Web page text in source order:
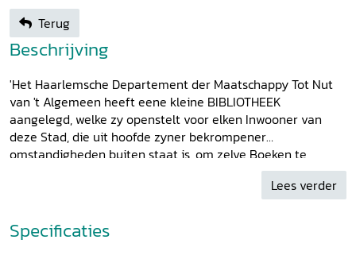
Terug
Beschrijving
'Het Haarlemsche Departement der Maatschappy Tot Nut
van 't Algemeen heeft eene kleine BIBLIOTHEEK
aangelegd, welke zy openstelt voor elken Inwooner van
deze Stad, die uit hoofde zyner bekrompener
omstandigheden buiten staat is, om zelve Boeken te
koopen, en begeerig is om de Boeken ... gratis voor eenigen
tyd te leenen ...', zo meldt de Opregte Haarlemsche Courant
was onmiddellijk een groot succes en het initiatief vond
overal navolging. Beter gesitueerden konden lid worden
Lees verder
Specificaties